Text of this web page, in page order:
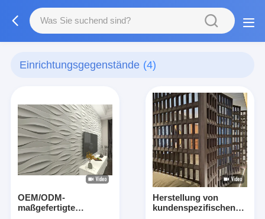
Einrichtungsgegenstände (4)
OEM/ODM-
maßgefertigte
Herstellung von
kundenspezifischen